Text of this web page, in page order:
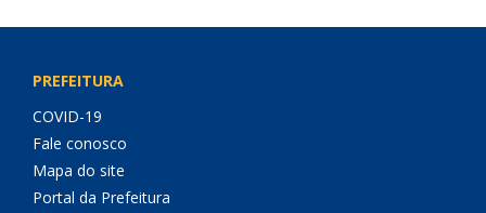
PREFEITURA
COVID-19
Fale conosco
Mapa do site
Portal da Prefeitura